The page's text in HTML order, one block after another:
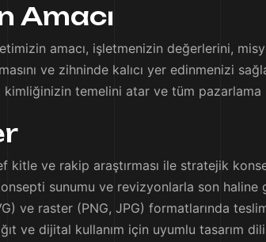
Amacı
amacı, işletmenizin değerlerini,
ve zihninde kalıcı yer edinmenizi
kimliğinizin temelini atar ve tüm
kitle ve rakip araştırması ile stratejik
sunumu ve revizyonlarla son haline
ve raster (PNG, JPG) formatlarında
ve dijital kullanım için uyumlu tasarım